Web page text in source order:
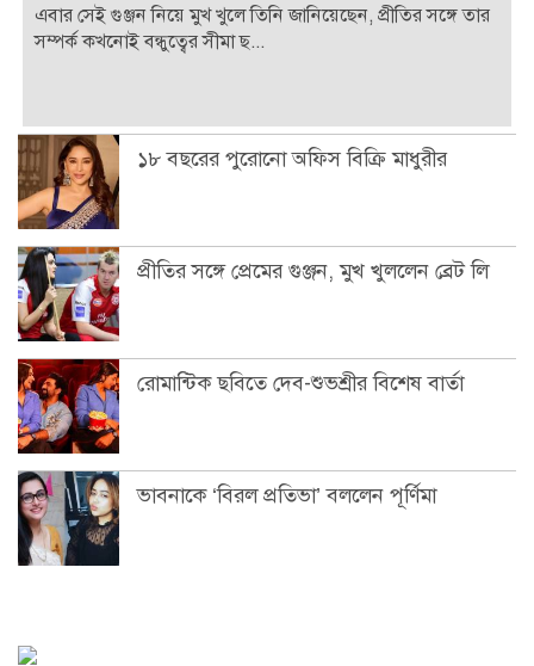
এবার সেই গুঞ্জন নিয়ে মুখ খুলে তিনি জানিয়েছেন, প্রীতির সঙ্গে তার
সম্পর্ক কখনোই বন্ধুত্বের সীমা ছ...
১৮ বছরের পুরোনো অফিস বিক্রি মাধুরীর
প্রীতির সঙ্গে প্রেমের গুঞ্জন, মুখ খুললেন ব্রেট লি
রোমান্টিক ছবিতে দেব-শুভশ্রীর বিশেষ বার্তা
ভাবনাকে ‘বিরল প্রতিভা’ বললেন পূর্ণিমা